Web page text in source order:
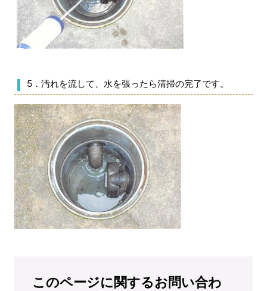
5．汚れを流して、水を張ったら清掃の完了です。
このページに関するお問い合わ